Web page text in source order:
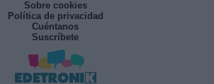
Sobre cookies
Política de privacidad
Cuéntanos
Suscríbete